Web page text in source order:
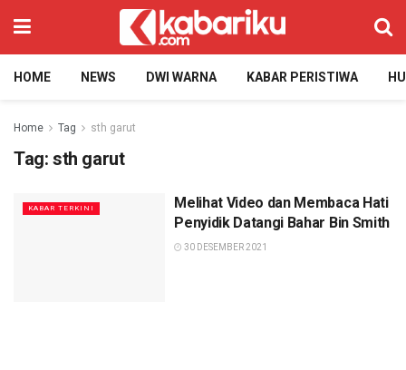
HOME NEWS DWI WARNA KABAR PERISTIWA
Home Tag sth garut
Tag: sth garut
KABAR TERKINI
Melihat Video dan Membaca Hati
Penyidik Datangi Bahar Bin Smith
30 DESEMBER 2021